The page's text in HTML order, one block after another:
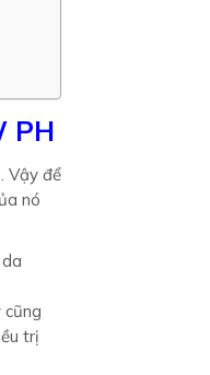
PH
Vậy để
nó
cũng
trị